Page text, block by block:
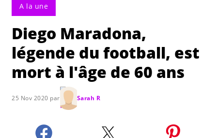
A la une
Diego Maradona,
légende du football, est
mort à l'âge de 60 ans
25 Nov 2020 par Sarah R